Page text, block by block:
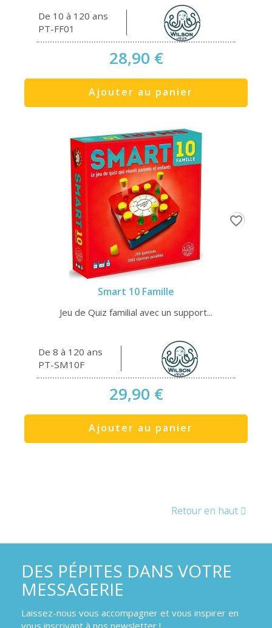
De 10 à 120 ans
PT-FF01
28,90 €
Ajouter au panier
Smart 10 Famille
Jeu de Quiz familial avec un support...
De 8 à 120 ans
PT-SM10F
29,90 €
Ajouter au panier
favorite_border
Retour en haut
DES PÉPITES DANS VOTRE
MESSAGERIE
Laissez-nous vous accompagner et vous inspirer en
vous inscrivant à nos newsletter !